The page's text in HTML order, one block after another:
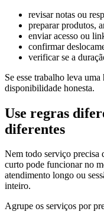
revisar notas ou
preparar produtos,
enviar acesso ou
confirmar
verificar se a
Se esse trabalho leva
disponibilidade honesta.
Use regras
diferentes
Nem todo serviço precisa
curto pode funcionar no
atendimento longo ou
inteiro.
Agrupe os serviços por